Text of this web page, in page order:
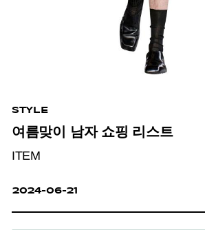
STYLE
여름맞이 남자 쇼핑 리스트
ITEM
2024-06-21